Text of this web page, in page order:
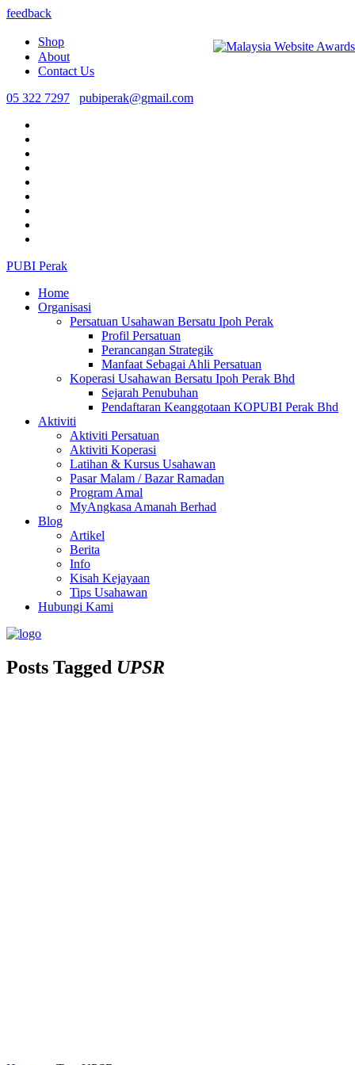
feedback
Shop
About
Contact Us
05 322 7297
pubiperak@gmail.com
PUBI Perak
Home
Organisasi
Persatuan Usahawan Bersatu Ipoh Perak
Profil Persatuan
Perancangan Strategik
Manfaat Sebagai Ahli Persatuan
Koperasi Usahawan Bersatu Ipoh Perak Bhd
Sejarah Penubuhan
Pendaftaran Keanggotaan KOPUBI Perak Bhd
Aktiviti
Aktiviti Persatuan
Aktiviti Koperasi
Latihan & Kursus Usahawan
Pasar Malam / Bazar Ramadan
Program Amal
MyAngkasa Amanah Berhad
Blog
Artikel
Berita
Info
Kisah Kejayaan
Tips Usahawan
Hubungi Kami
Posts Tagged UPSR